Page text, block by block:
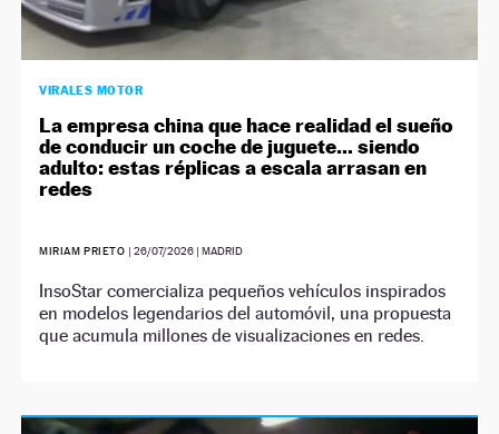
VIRALES MOTOR
La empresa china que hace realidad el sueño
de conducir un coche de juguete… siendo
adulto: estas réplicas a escala arrasan en
redes
MIRIAM PRIETO | 26/07/2026| MADRID
InsoStar comercializa pequeños vehículos inspirados
en modelos legendarios del automóvil, una propuesta
que acumula millones de visualizaciones en redes.